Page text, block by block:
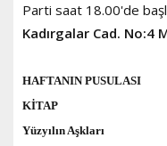
Parti saat 18.00'de
Kadırgalar Cad. No:4
HAFTANIN PUSULASI
KİTAP
Yüzyılın Aşkları